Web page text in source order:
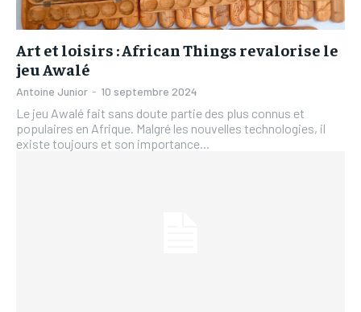
Art et loisirs : African Things revalorise le
jeu Awalé
Antoine Junior - 10 septembre 2024
Le jeu Awalé fait sans doute partie des plus connus et
populaires en Afrique. Malgré les nouvelles technologies, il
existe toujours et son importance...